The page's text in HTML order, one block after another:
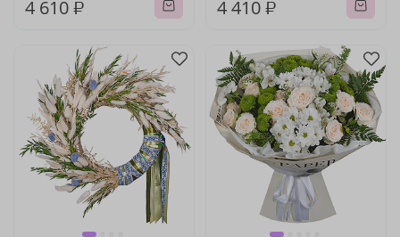
4 610 ₽ 4 410 ₽